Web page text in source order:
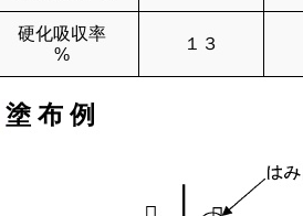
硬化吸収率
%
１３
塗 布 例